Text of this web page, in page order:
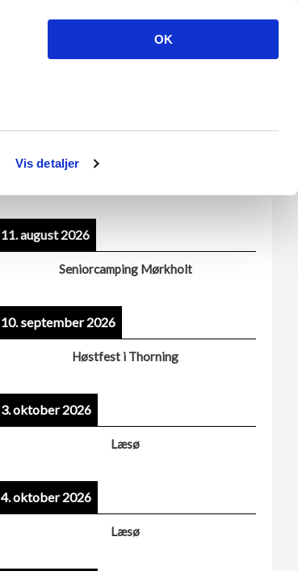
Vis detaljer
OK
Kun for medlemmer
Kommende arrangementer
11. august 2026
Seniorcamping Mørkholt
10. september 2026
Høstfest i Thorning
3. oktober 2026
Læsø
4. oktober 2026
Læsø